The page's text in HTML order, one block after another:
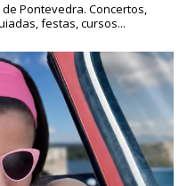
Pontevedra. Concertos,
festas, cursos...